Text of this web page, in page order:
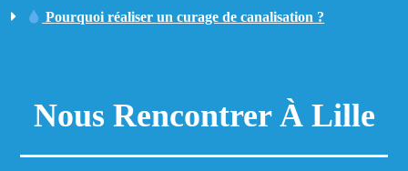
Pourquoi réaliser un curage de canalisation ?
Nous Rencontrer À Lille